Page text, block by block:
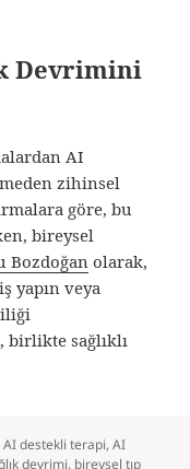
Devrimini
AI
zihinsel
göre, bu
bireysel
Bozdoğan olarak,
yapın veya
birlikte sağlıklı
AI destekli terapi,AI
devrimi, bireysel tıp